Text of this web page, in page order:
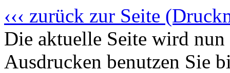
‹‹‹ zurück zur Seite
Die aktuelle Seite wird
Ausdrucken benutzen Sie